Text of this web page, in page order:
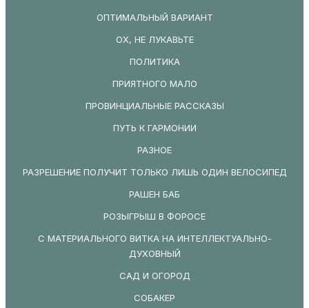
ОПТИМАЛЬНЫЙ ВАРИАНТ
ОХ, НЕ ЛУКАВЬТЕ
ПОЛИТИКА
ПРИЯТНОГО МАЛО
ПРОВИНЦИАЛЬНЫЕ РАССКАЗЫ
ПУТЬ К ГАРМОНИИ
РАЗНОЕ
РАЗРЕШЕНИЕ ПОЛУЧИТ ТОЛЬКО ЛИШЬ ОДИН ВЕЛОСИПЕД
РАШЕН БАБ
РОЗЫГРЫШ В ФОРОСЕ
С МАТЕРИАЛЬНОГО ВИТКА НА ИНТЕЛЛЕКТУАЛЬНО-
ДУХОВНЫЙ
САД И ОГОРОД
СОБАКЕР